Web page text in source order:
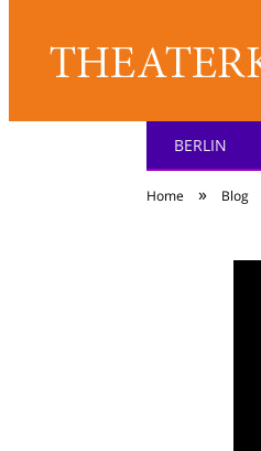
BERLIN
Home » Blog